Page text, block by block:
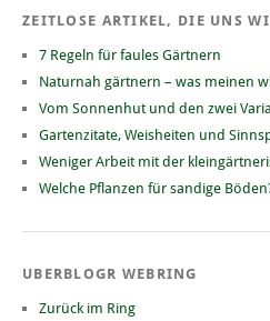
ZEITLOSE ARTIKEL, DIE UNS
7 Regeln für faules Gärtnern
Naturnah gärtnern – was meinen
Vom Sonnenhut und den zwei
Gartenzitate, Weisheiten und
Weniger Arbeit mit der
Welche Pflanzen für sandige
UBERBLOGR WEBRING
Zurück im Ring